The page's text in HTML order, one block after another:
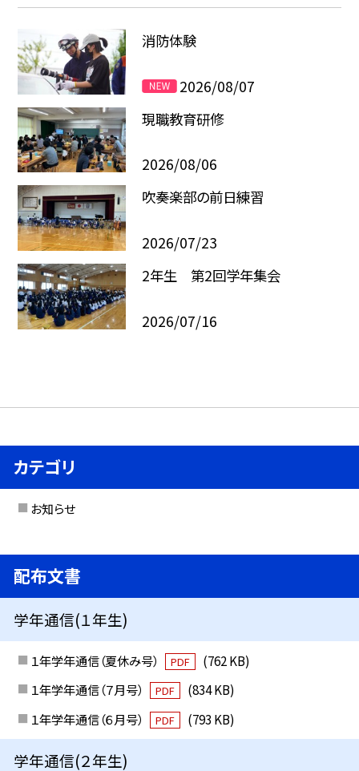
消防体験
2026/08/07
現職教育研修
2026/08/06
吹奏楽部の前日練習
2026/07/23
2年生 第2回学年集会
2026/07/16
カテゴリ
お知らせ
配布文書
学年通信(１年生)
１年学年通信（夏休み号） PDF
(762 KB)
１年学年通信（７月号）
PDF
(834 KB)
１年学年通信（６月号）
PDF (793 KB)
学年通信(２年生)